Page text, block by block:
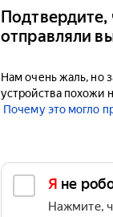
Подтвердите,
отправляли
Нам очень жаль, но
устройства похожи
Почему это могло
Я не
Нажмите,